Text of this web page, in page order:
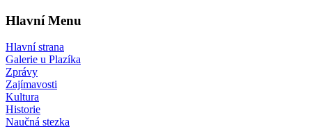
Hlavní Menu
Hlavní strana
Galerie u Plazíka
Zprávy
Zajímavosti
Kultura
Historie
Naučná stezka